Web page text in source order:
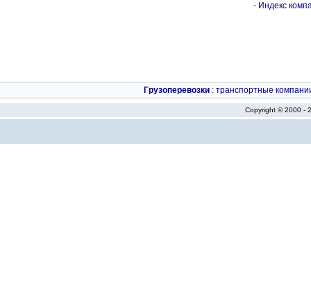
- Индекс
Грузоперевозки : транспортные
Copyright © 2000 -